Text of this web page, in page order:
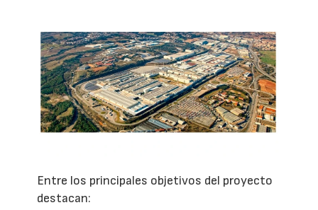
Entre los principales objetivos del proyecto
destacan: